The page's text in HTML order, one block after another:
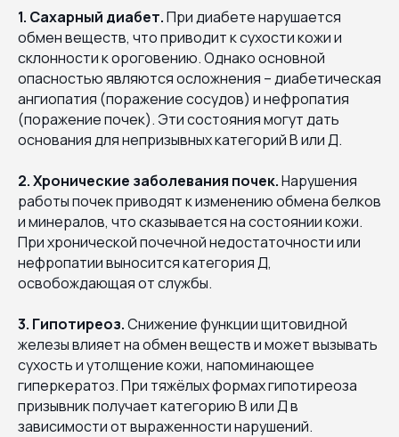
1. Сахарный диабет.При диабете нарушается
обмен веществ, что приводит к сухости кожи и
склонности к ороговению. Однако основной
опасностью являются осложнения – диабетическая
ангиопатия (поражение сосудов) и нефропатия
(поражение почек). Эти состояния могут дать
основания для непризывных категорий В или Д.
2. Хронические заболевания почек.Нарушения
работы почек приводят к изменению обмена белков
и минералов, что сказывается на состоянии кожи.
При хронической почечной недостаточности или
нефропатии выносится категория Д,
освобождающая от службы.
3. Гипотиреоз.Снижение функции щитовидной
железы влияет на обмен веществ и может вызывать
сухость и утолщение кожи, напоминающее
гиперкератоз. При тяжёлых формах гипотиреоза
призывник получает категорию В или Д в
зависимости от выраженности нарушений.